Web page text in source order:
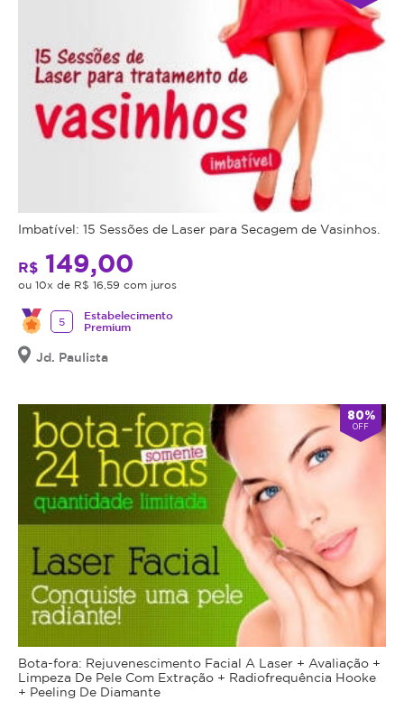
Imbatível: 15 Sessões de Laser para Secagem de Vasinhos.
R$ 149,00
ou 10x de R$ 16,59 com juros
5
Estabelecimento
Premium
Jd. Paulista
80%
OFF
Bota-fora: Rejuvenescimento Facial A Laser + Avaliação +
Limpeza De Pele Com Extração + Radiofrequência Hooke
+ Peeling De Diamante